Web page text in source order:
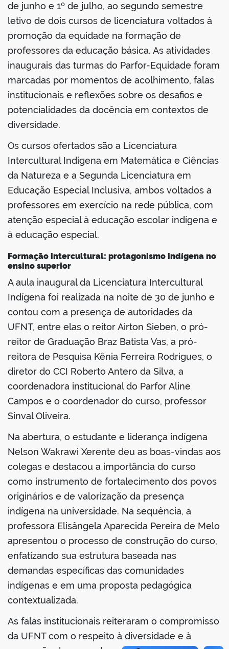
de junho e 1º de julho, ao segundo semestre
letivo de dois cursos de licenciatura voltados à
promoção da equidade na formação de
professores da educação básica. As atividades
inaugurais das turmas do Parfor-Equidade foram
marcadas por momentos de acolhimento, falas
institucionais e reflexões sobre os desafios e
potencialidades da docência em contextos de
diversidade.
Os cursos ofertados são a Licenciatura
Intercultural Indígena em Matemática e Ciências
da Natureza e a Segunda Licenciatura em
Educação Especial Inclusiva, ambos voltados a
professores em exercício na rede pública, com
atenção especial à educação escolar indígena e
à educação especial.
Formação intercultural: protagonismo indígena no
ensino superior
A aula inaugural da Licenciatura Intercultural
Indígena foi realizada na noite de 30 de junho e
contou com a presença de autoridades da
UFNT, entre elas o reitor Airton Sieben, o pró-
reitor de Graduação Braz Batista Vas, a pró-
reitora de Pesquisa Kênia Ferreira Rodrigues, o
diretor do CCI Roberto Antero da Silva, a
coordenadora institucional do Parfor Aline
Campos e o coordenador do curso, professor
Sinval Oliveira.
Na abertura, o estudante e liderança indígena
Nelson Wakrawi Xerente deu as boas-vindas aos
colegas e destacou a importância do curso
como instrumento de fortalecimento dos povos
originários e de valorização da presença
indígena na universidade. Na sequência, a
professora Elisângela Aparecida Pereira de Melo
apresentou o processo de construção do curso,
enfatizando sua estrutura baseada nas
demandas específicas das comunidades
indígenas e em uma proposta pedagógica
contextualizada.
As falas institucionais reiteraram o compromisso
da UFNT com o respeito à diversidade e à